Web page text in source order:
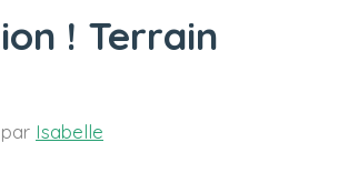
! Terrain
par Isabelle